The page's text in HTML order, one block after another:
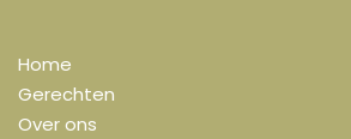
Home
Gerechten
Over ons